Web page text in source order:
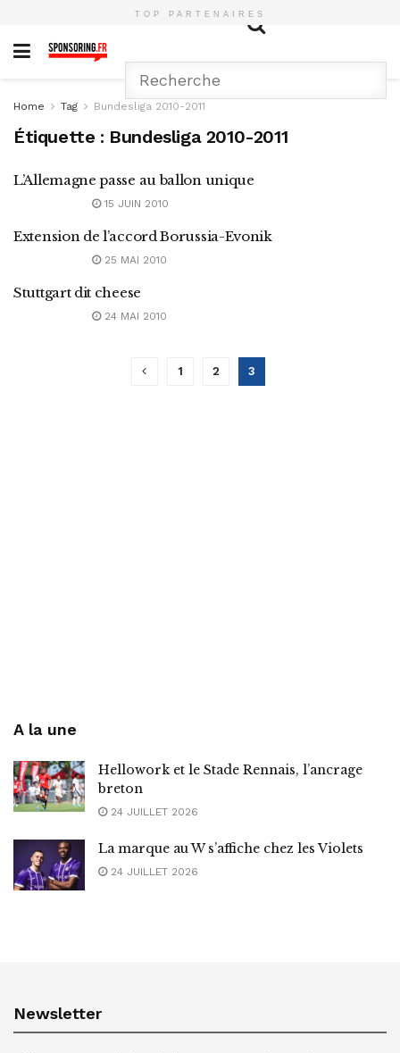
TOP PARTENAIRES
Home Tag Bundesliga 2010-2011
Étiquette : Bundesliga 2010-2011
L’Allemagne passe au ballon unique
15 JUIN 2010
Extension de l’accord Borussia-Evonik
25 MAI 2010
Stuttgart dit cheese
24 MAI 2010
1 2 3
A la une
Hellowork et le Stade Rennais, l’ancrage
breton
24 JUILLET 2026
La marque au W s’affiche chez les Violets
24 JUILLET 2026
Newsletter